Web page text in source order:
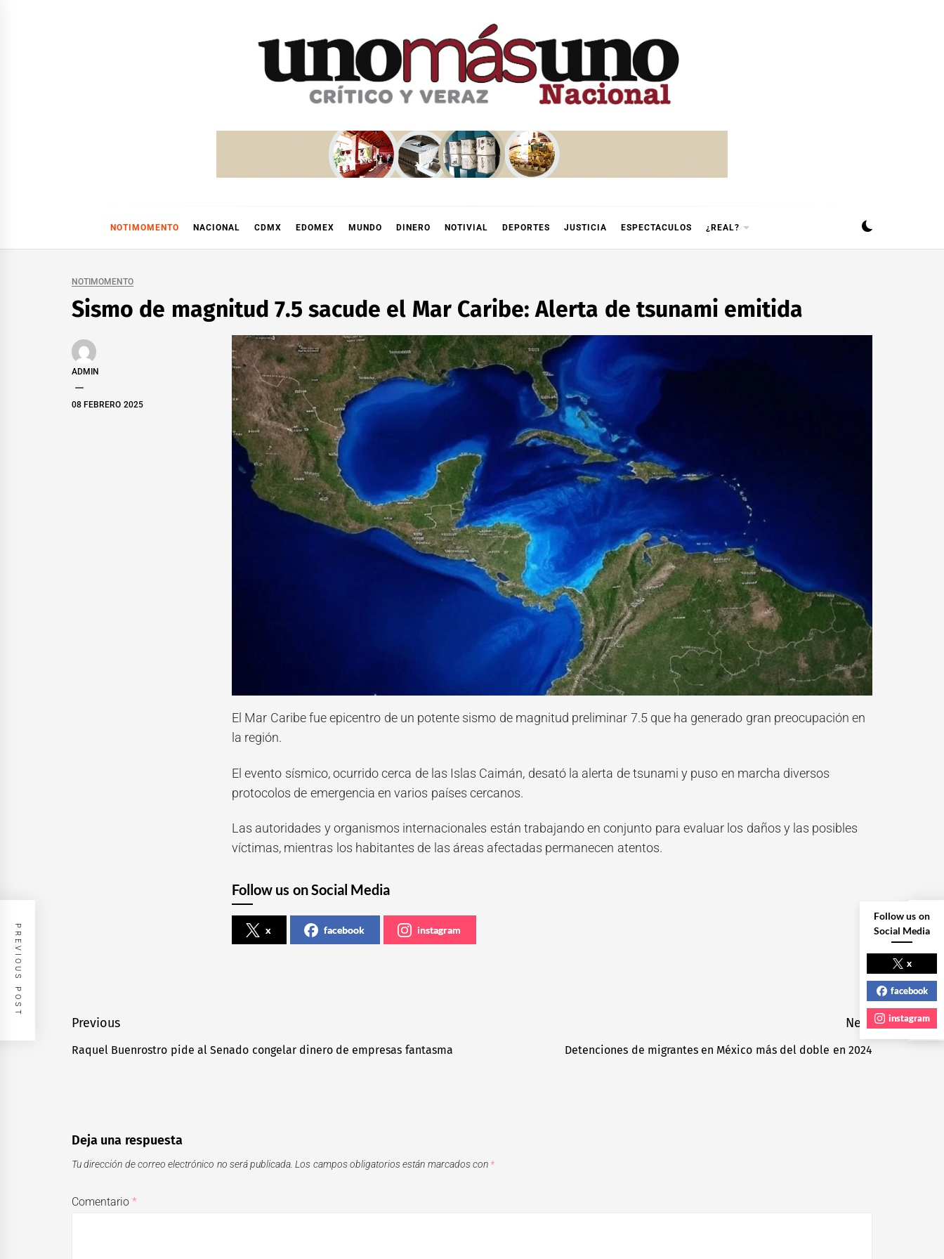
NOTIMOMENTO NACIONAL CDMX EDOMEX MUNDO DINERO NOTIVIAL DEPORTES JUSTICIA ESPECTACULOS ¿REAL?
NOTIMOMENTO
Sismo de magnitud 7.5 sacude el Mar Caribe: Alerta de tsunami emitida
ADMIN
08 FEBRERO 2025
El Mar Caribe fue epicentro de un potente sismo de magnitud preliminar 7.5 que ha generado gran preocupación en
la región.
El evento sísmico, ocurrido cerca de las Islas Caimán, desató la alerta de tsunami y puso en marcha diversos
protocolos de emergencia en varios países cercanos.
Las autoridades y organismos internacionales están trabajando en conjunto para evaluar los daños y las posibles
víctimas, mientras los habitantes de las áreas afectadas permanecen atentos.
Follow us on Social Media
x facebook instagram
Navegación
de
Previous
Previous
Raquel Buenrostro pide al Senado congelar dinero de empresas fantasma
Next
Detenciones de migrantes en México más del doble en 2024
PREVIOUS POST NEXT POST
Deja una respuesta
Tu dirección de correo electrónico no será publicada. Los campos obligatorios están marcados con *
Comentario*
Follow us on
Social Media
x
facebook
instagram